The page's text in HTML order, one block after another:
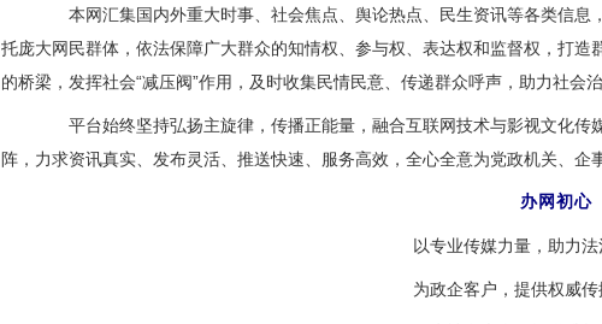
本网汇集国内外重大时事、社会焦点、舆论热点、民生资讯等各类信息
托庞大网民群体，依法保障广大群众的知情权、参与权、表达权和监督权，打
的桥梁，发挥社会“减压阀”作用，及时收集民情民意、传递群众呼声，助力社会治
平台始终坚持弘扬主旋律，传播正能量，融合互联网技术与影视文化传
阵，力求资讯真实、发布灵活、推送快速、服务高效，全心全意为党政机关、企
办网初心
以专业传媒力量，助力法
为政企客户，提供权威传